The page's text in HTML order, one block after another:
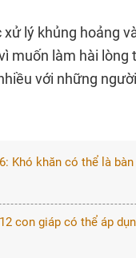
lý khủng hoảng
muốn làm hài lòng
với những
Khó khăn có thể là
con giáp có thể áp